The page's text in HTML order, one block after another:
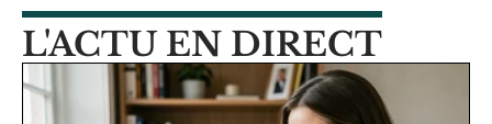
L'ACTU EN DIRECT